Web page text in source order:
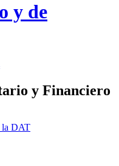
y de
y Financiero
la DAT